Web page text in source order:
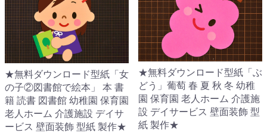
★無料ダウンロード型紙「女
の子②図書館で絵本」 本 書
籍 読書 図書館 幼稚園 保育園
老人ホーム 介護施設 デイサ
ービス 壁面装飾 型紙 製作★
★無料ダウンロード型紙「ぶ
どう」葡萄 春 夏 秋 冬 幼稚
園 保育園 老人ホーム 介護施
設 デイサービス 壁面装飾 型
紙 製作★